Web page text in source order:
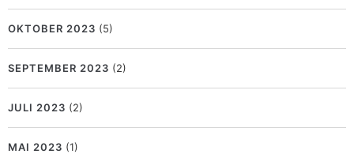
OKTOBER 2023 (5)
SEPTEMBER 2023 (2)
JULI 2023 (2)
MAI 2023 (1)